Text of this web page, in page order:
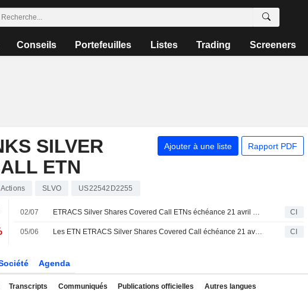
Conseils Portefeuilles Listes Trading Screeners
SILVER
ETN
Ajouter à une liste Rapport PDF
Actions SLVO US22542D2255
02/07 ETRACS Silver Shares Covered Call ETNs échéance 21 avril 2033 : versement d'un dividende mensuel le 27 juillet 2026 CI
05/06 Les ETN ETRACS Silver Shares Covered Call échéance 21 avril 2033 annoncent un dividende mensuel, payable le 25 juin 2026 CI
Agenda
Transcripts Communiqués Publications officielles Autres langues